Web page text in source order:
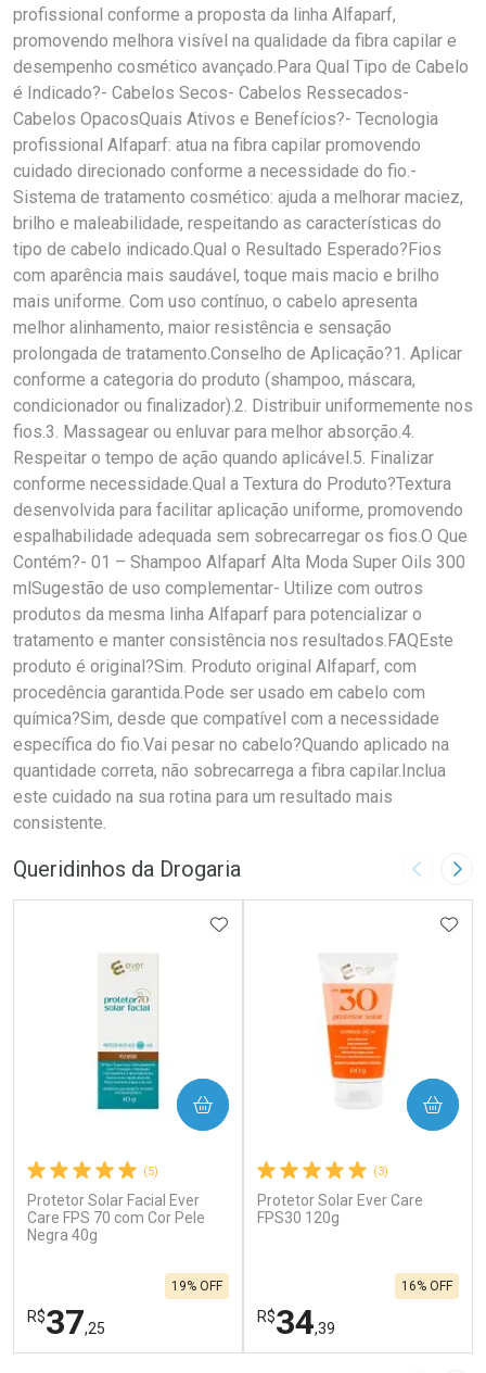
profissional conforme a proposta da linha Alfaparf,
promovendo melhora visível na qualidade da fibra capilar e
desempenho cosmético avançado.Para Qual Tipo de Cabelo
é Indicado?- Cabelos Secos- Cabelos Ressecados-
Cabelos OpacosQuais Ativos e Benefícios?- Tecnologia
profissional Alfaparf: atua na fibra capilar promovendo
cuidado direcionado conforme a necessidade do fio.-
Sistema de tratamento cosmético: ajuda a melhorar maciez,
brilho e maleabilidade, respeitando as características do
tipo de cabelo indicado.Qual o Resultado Esperado?Fios
com aparência mais saudável, toque mais macio e brilho
mais uniforme. Com uso contínuo, o cabelo apresenta
melhor alinhamento, maior resistência e sensação
prolongada de tratamento.Conselho de Aplicação?1. Aplicar
conforme a categoria do produto (shampoo, máscara,
condicionador ou finalizador).2. Distribuir uniformemente nos
fios.3. Massagear ou enluvar para melhor absorção.4.
Respeitar o tempo de ação quando aplicável.5. Finalizar
conforme necessidade.Qual a Textura do Produto?Textura
desenvolvida para facilitar aplicação uniforme, promovendo
espalhabilidade adequada sem sobrecarregar os fios.O Que
Contém?- 01 – Shampoo Alfaparf Alta Moda Super Oils 300
mlSugestão de uso complementar- Utilize com outros
produtos da mesma linha Alfaparf para potencializar o
tratamento e manter consistência nos resultados.FAQEste
produto é original?Sim. Produto original Alfaparf, com
procedência garantida.Pode ser usado em cabelo com
química?Sim, desde que compatível com a necessidade
específica do fio.Vai pesar no cabelo?Quando aplicado na
quantidade correta, não sobrecarrega a fibra capilar.Inclua
este cuidado na sua rotina para um resultado mais
consistente.
Queridinhos da Drogaria Imagem
(5)
Protetor Solar Facial Ever
Care FPS 70 com Cor Pele
Negra 40g
R$37,25
19% OFF
ADICIONAR AOS FAVORITOS
COMPRAR
(3)
Protetor Solar Ever Care
FPS30 120g
R$34,39
16% OFF
COMPRAR